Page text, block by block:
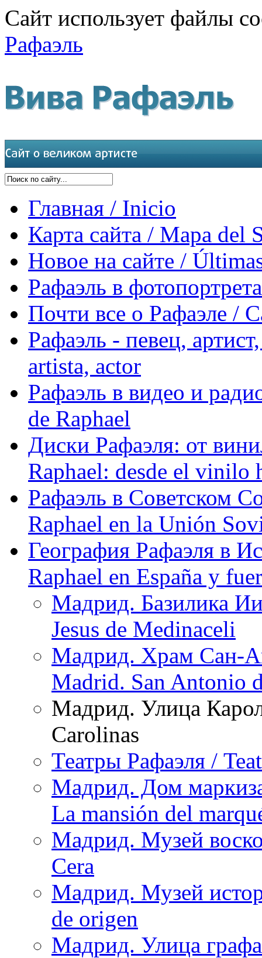
Сайт использует файлы
Рафаэль
Главная / Inicio
Карта сайта / Mapa del
Новое на сайте /
Рафаэль в
Почти все о Рафаэле /
Рафаэль - певец,
artista, actor
Рафаэль в видео и
de Raphael
Диски Рафаэля: от
Raphael: desde el vinilo
Рафаэль в Советском
Raphael en la Unión
География Рафаэля в
Raphael en España y
Мадрид. Базилика
Jesus de Medinaceli
Мадрид. Храм Сан-
Madrid. San Antonio
Мадрид. Улица
Carolinas
Театры Рафаэля /
Мадрид. Дом
La mansión del
Мадрид. Музей
Cera
Мадрид. Музей
de origen
Мадрид. Улица